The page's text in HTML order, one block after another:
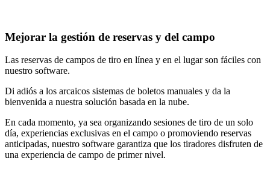
Mejorar la gestión de reservas y del campo
Las reservas de campos de tiro en línea y en el lugar son fáciles con
nuestro software.
Di adiós a los arcaicos sistemas de boletos manuales y da la
bienvenida a nuestra solución basada en la nube.
En cada momento, ya sea organizando sesiones de tiro de un solo
día, experiencias exclusivas en el campo o promoviendo reservas
anticipadas, nuestro software garantiza que los tiradores disfruten de
una experiencia de campo de primer nivel.